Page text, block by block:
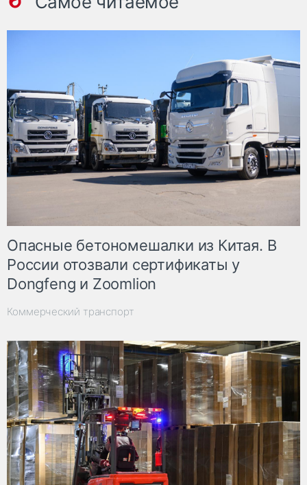
Опасные бетономешалки из Китая. В
России отозвали сертификаты у
Dongfeng и Zoomlion
Коммерческий транспорт